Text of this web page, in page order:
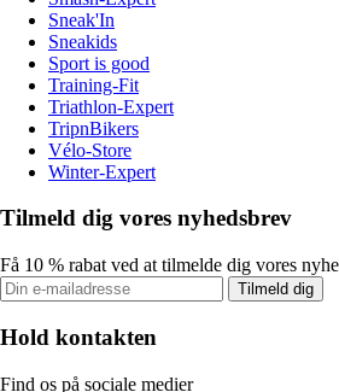
Sneak'In
Sneakids
Sport is good
Training-Fit
Triathlon-Expert
TripnBikers
Vélo-Store
Winter-Expert
Tilmeld dig vores nyhedsbrev
Få 10 % rabat ved at tilmelde dig vores
Tilmeld dig
Hold kontakten
Find os på sociale medier